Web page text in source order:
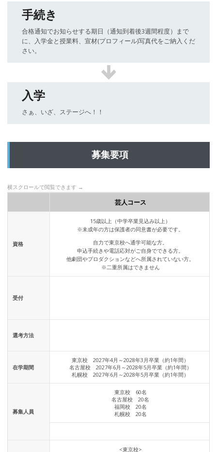
手続き
合格通知でお知らせする期日（通知到着後3週間程度）まで
に、入学金と授業料、宣材(プロフィール)写真代をご納入くだ
さい。
入学
さぁ、いざ、ステージへ！！
募集要項
横スクロールで閲覧できます →
芸人コース
資格
15歳以上（中学卒業見込み以上）
※未成年の方は保護者の同意書が必要です。
自力で東京校へ通学可能な方。
申込手続きや電話応対がご自身でできる方。
他劇団やプロダクションなどへ所属されていない方。
※二重所属はできません
受付
選考方法
在学期間
東京校 2027年4月～2028年3月卒業（約1年間）
名古屋校 2027年6月～2028年5月卒業（約1年間）
札幌校 2027年6月～2028年5月卒業（約1年間）
募集人員
東京校 60名
名古屋校 20名
福岡校 20名
札幌校 20名
<東京校>